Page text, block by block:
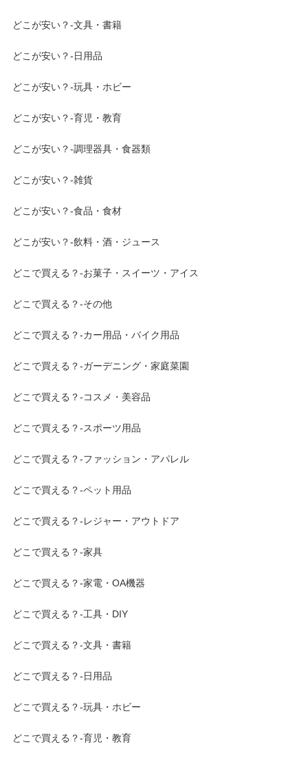
どこが安い？-文具・書籍
どこが安い？-日用品
どこが安い？-玩具・ホビー
どこが安い？-育児・教育
どこが安い？-調理器具・食器類
どこが安い？-雑貨
どこが安い？-食品・食材
どこが安い？-飲料・酒・ジュース
どこで買える？-お菓子・スイーツ・アイス
どこで買える？-その他
どこで買える？-カー用品・バイク用品
どこで買える？-ガーデニング・家庭菜園
どこで買える？-コスメ・美容品
どこで買える？-スポーツ用品
どこで買える？-ファッション・アパレル
どこで買える？-ペット用品
どこで買える？-レジャー・アウトドア
どこで買える？-家具
どこで買える？-家電・OA機器
どこで買える？-工具・DIY
どこで買える？-文具・書籍
どこで買える？-日用品
どこで買える？-玩具・ホビー
どこで買える？-育児・教育